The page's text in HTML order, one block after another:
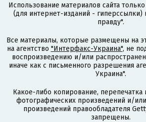
Использование материалов сайта
(для интернет-изданий - гиперссылки)
правду".
Все материалы, которые размещены на
на агентство "Интерфакс-Украина", не
воспроизведению и/или
иначе как с письменного разрешения
Украина".
Какое-либо копирование, перепечатка
фотографических произведений и/
произведений правообладателя
запрещены.